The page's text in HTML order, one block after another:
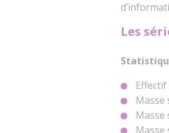
Les
Masse
Masse
Masse